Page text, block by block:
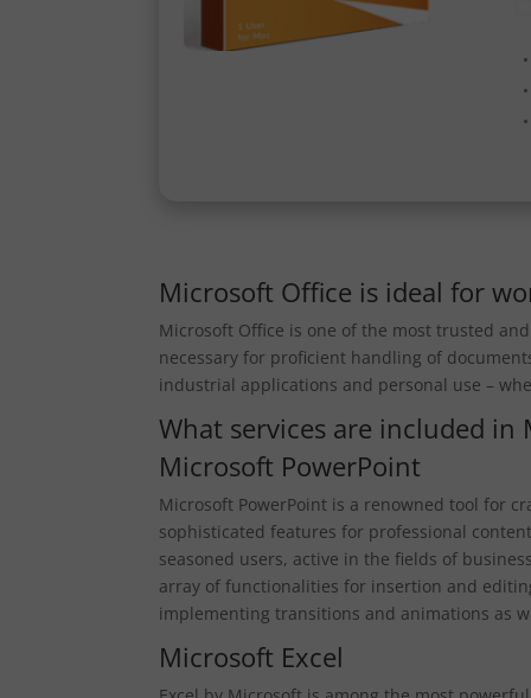
Microsoft Office is ideal for
Microsoft Office is one of the most trusted
necessary for proficient handling of
industrial applications and personal use –
What services are included in
Microsoft PowerPoint
Microsoft PowerPoint is a renowned tool for
sophisticated features for professional
seasoned users, active in the fields of
array of functionalities for insertion and
implementing transitions and animations as
Microsoft Excel